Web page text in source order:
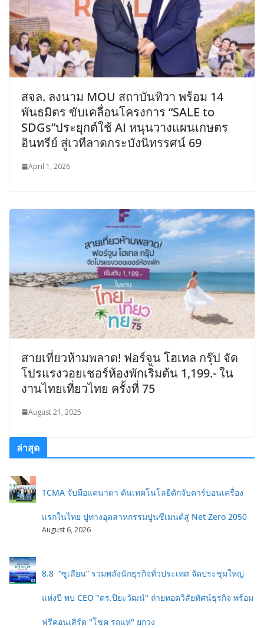
สจล. ลงนาม MOU สถาบันทิวา พร้อม 14
พันธมิตร ขับเคลื่อนโครงการ “SALE to
SDGs”ประยุกต์ใช้ AI หนุนวางแผนเกษตร
อินทรีย์ สู่เวทีลาดกระบังนิทรรศน์ 69
April 1, 2026
สายเที่ยวห้ามพลาด! ฟอร์จูน โฮเทล กรุ๊ป จัด
โปรแรงวอยเชอร์ห้องพักเริ่มต้น 1,199.- ใน
งานไทยเที่ยวไทย ครั้งที่ 75
August 21, 2025
ล่าสุด
TCMA จับมือแคนาดา ดันเทคโนโลยีดักจับคาร์บอนเครื่อง
แรกในไทย ปูทางอุตสาหกรรมปูนซีเมนต์สู่ Net Zero 2050
August 6, 2026
8.8 “ซูเลียน” รวมพลังนักธุรกิจทั่วประเทศ จัดประชุมใหญ่
แห่งปี พบ CEO "ดร.ปิยะวัฒน์" ถ่ายทอดวิสัยทัศน์ธุรกิจ พร้อม
ฟรีคอนเสิร์ต "โชค รถแห่" ยกวง